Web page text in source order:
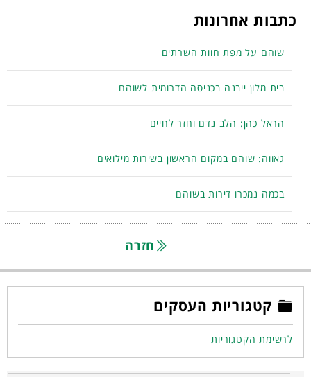
כתבות אחרונות
שוהם על מפת חוות השרתים
בית מלון ייבנה בכניסה הדרומית לשוהם
הראל כהן: הלב נדם וחזר לחיים
גאווה: שוהם במקום הראשון בשירות מילואים
בכמה נמכרו דירות בשוהם
חזרה
קטגוריות העסקים
לרשימת הקטגוריות